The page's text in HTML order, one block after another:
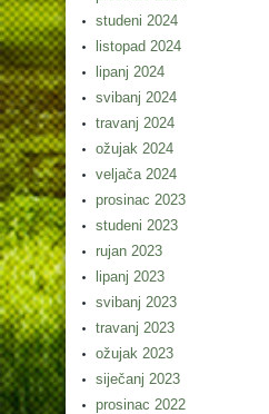
studeni 2024
listopad 2024
lipanj 2024
svibanj 2024
travanj 2024
ožujak 2024
veljača 2024
prosinac 2023
studeni 2023
rujan 2023
lipanj 2023
svibanj 2023
travanj 2023
ožujak 2023
siječanj 2023
prosinac 2022